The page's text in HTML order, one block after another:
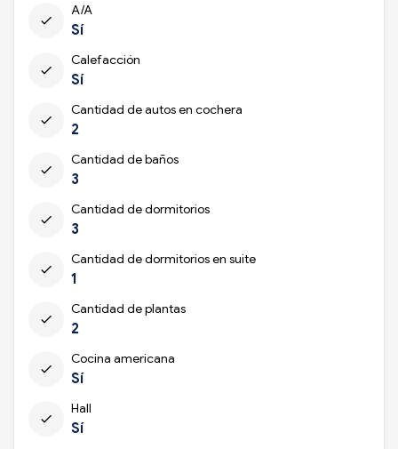
check
A/A
Sí
check
Calefacción
Sí
check
Cantidad de autos en cochera
2
check
Cantidad de baños
3
check
Cantidad de dormitorios
3
check
Cantidad de dormitorios en suite
1
check
Cantidad de plantas
2
check
Cocina americana
Sí
check
Hall
Sí